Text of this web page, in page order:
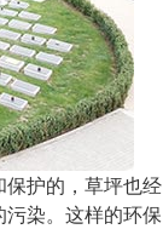
护的，草坪也经
染。这样的环保